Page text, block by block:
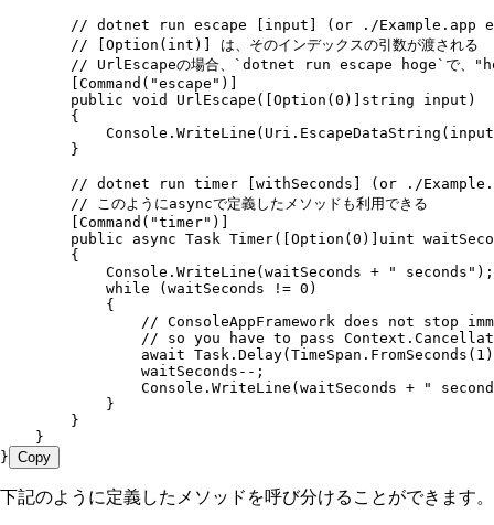
// dotnet run escape [input] (or ./Example.app
        // [Option(int)] は、そのインデックスの引数が渡される
// UrlEscapeの場合、`dotnet run escape hoge`で、
Command ( "escape " )]
        public
void UrlEscape ([ Option ( 0 )] string input)
        {
            Console
. WriteLine ( Uri . EscapeDataString
        }
// dotnet run timer [withSeconds] (or ./
        // このようにasyncで定義したメソッドも利用できる
Command ( "timer" )]
        public
async Task Timer([ Option ( 0 )] uint
        {
            Console
. WriteLine (waitSeconds + " seconds " );
            while
(waitSeconds != 0 )
            {
// ConsoleAppFramework does not stop
// so you have to pass
                await
Task . Delay( TimeSpan . FromSeconds ( 1 )
                waitSeconds
-- ;
                Console
. WriteLine (waitSeconds + "
            }
        }
    }
} Copy
下記のように定義したメソッドを呼び分けることができます。